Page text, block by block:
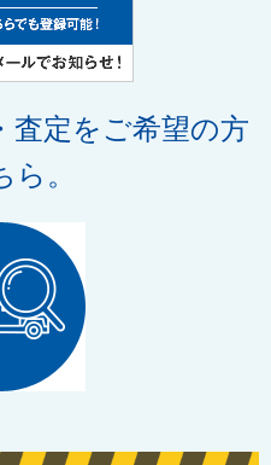
査定をご希望の方
ら。